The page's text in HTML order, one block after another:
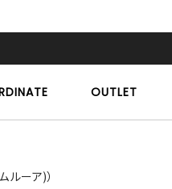
OUTLET
ルーア)）